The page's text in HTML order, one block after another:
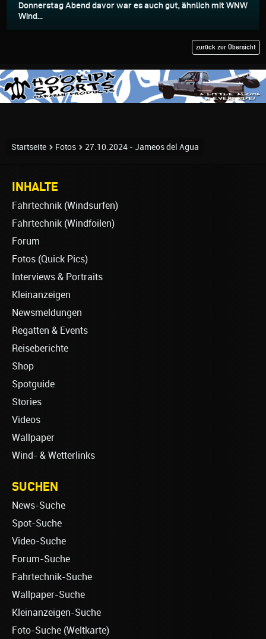
Donnerstag Abend davor war es auch gut, ähnlich mit WNW
Wind...
zurück zur Übersicht
Startseite Fotos 27.10.2024 - Jameos del Agua
INHALTE
Fahrtechnik (Windsurfen)
Fahrtechnik (Windfoilen)
Forum
Fotos (Quick Pics)
Interviews & Portraits
Kleinanzeigen
Newsmeldungen
Regatten & Events
Reiseberichte
Shop
Spotguide
Stories
Videos
Wallpaper
Wind- & Wetterlinks
SUCHEN
News-Suche
Spot-Suche
Video-Suche
Forum-Suche
Fahrtechnik-Suche
Wallpaper-Suche
Kleinanzeigen-Suche
Foto-Suche (Weltkarte)